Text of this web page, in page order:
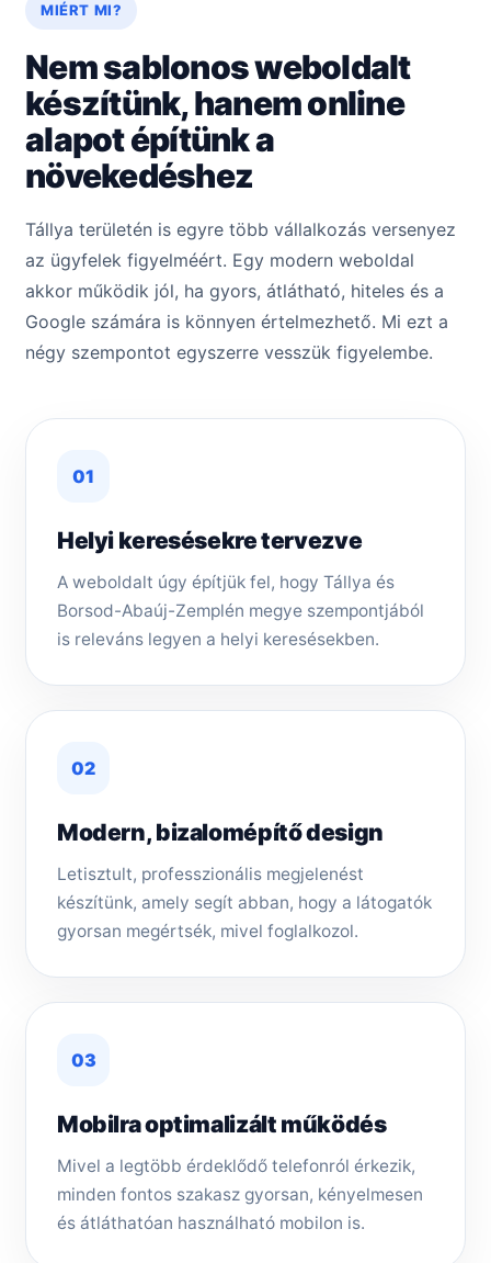
MIÉRT MI?
Nem sablonos weboldalt
készítünk, hanem online
alapot építünk a
növekedéshez
Tállya területén is egyre több vállalkozás versenyez
az ügyfelek figyelméért. Egy modern weboldal
akkor működik jól, ha gyors, átlátható, hiteles és a
Google számára is könnyen értelmezhető. Mi ezt a
négy szempontot egyszerre vesszük figyelembe.
01
Helyi keresésekre tervezve
A weboldalt úgy építjük fel, hogy Tállya és
Borsod-Abaúj-Zemplén megye szempontjából
is releváns legyen a helyi keresésekben.
02
Modern, bizalomépítő design
Letisztult, professzionális megjelenést
készítünk, amely segít abban, hogy a látogatók
gyorsan megértsék, mivel foglalkozol.
03
Mobilra optimalizált működés
Mivel a legtöbb érdeklődő telefonról érkezik,
minden fontos szakasz gyorsan, kényelmesen
és átláthatóan használható mobilon is.